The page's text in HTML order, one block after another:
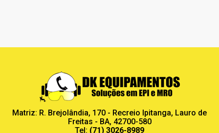
Matriz: R. Brejolândia, 170 - Recreio Ipitanga, Lauro de
Freitas - BA, 42700-580
Tel: (71) 3026-8989